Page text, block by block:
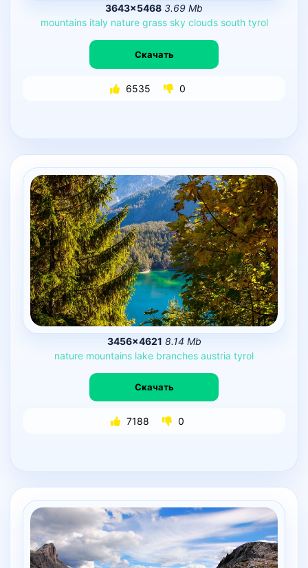
3643×5468 3.69 Mb
mountains italy nature grass sky clouds south tyrol
Скачать
6535 0
3456×4621 8.14 Mb
nature mountains lake branches austria tyrol
Скачать
7188 0